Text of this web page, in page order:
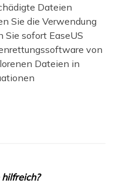
Dateien
Sie die Verwendung
Sie sofort EaseUS
von
Dateien in